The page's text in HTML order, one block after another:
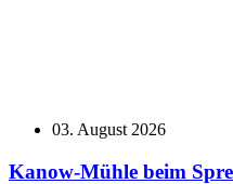
03. August 2026
Kanow-Mühle beim